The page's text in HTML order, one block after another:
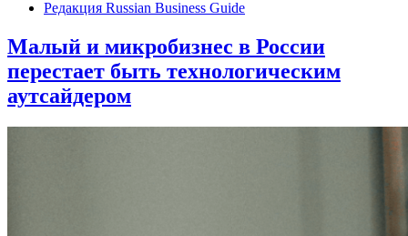
Редакция Russian Business Guide
Малый и микробизнес в России
перестает быть технологическим
аутсайдером